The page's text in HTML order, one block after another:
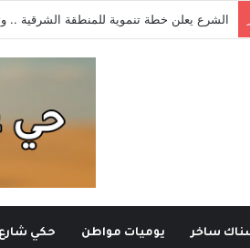
الشرع يعلن خطة تنموية للمنطقة الشرقية
ساخر يوميات مواطن حكي شارع